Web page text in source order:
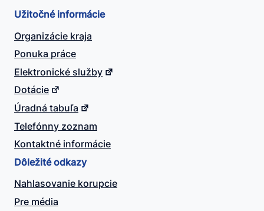
Užitočné informácie
Organizácie kraja
Ponuka práce
Elektronické služby
Dotácie
Úradná tabuľa
Telefónny zoznam
Kontaktné informácie
Dôležité odkazy
Nahlasovanie korupcie
Pre média